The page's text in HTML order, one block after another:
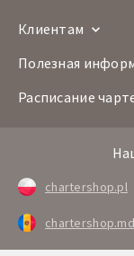
Клиентам
Полезная
Расписание
chartershop.pl
chartershop.md